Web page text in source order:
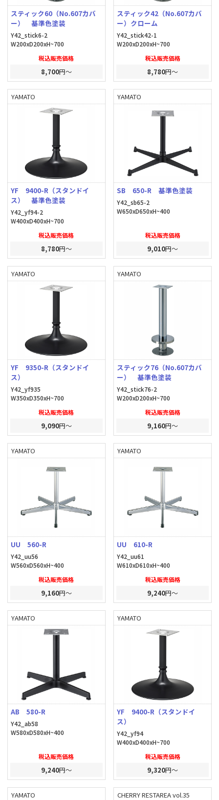
スティック60（No.607カバ
ー） 基準色塗装
Y42_stick6-2
W200xD200xH~700
税込販売価格
8,700円～
スティック42（No.607カバ
ー）クローム
Y42_stick42-1
W200xD200xH~700
税込販売価格
8,780円～
YAMATO
YF 9400-R（スタンドイ
ス） 基準色塗装
Y42_yf94-2
W400xD400xH~700
税込販売価格
8,780円～
YAMATO
SB 650-R 基準色塗装
Y42_sb65-2
W650xD650xH~400
税込販売価格
9,010円～
YAMATO
YF 9350-R（スタンドイ
ス）
Y42_yf935
W350xD350xH~700
税込販売価格
9,090円～
YAMATO
スティック76（No.607カバ
ー） 基準色塗装
Y42_stick76-2
W200xD200xH~700
税込販売価格
9,160円～
YAMATO
UU 560-R
Y42_uu56
W560xD560xH~400
税込販売価格
9,160円～
YAMATO
UU 610-R
Y42_uu61
W610xD610xH~400
税込販売価格
9,240円～
YAMATO
AB 580-R
Y42_ab58
W580xD580xH~400
税込販売価格
9,240円～
YAMATO
YF 9400-R（スタンドイ
ス）
Y42_yf94
W400xD400xH~700
税込販売価格
9,320円～
YAMATO CHERRY RESTAREA vol.35